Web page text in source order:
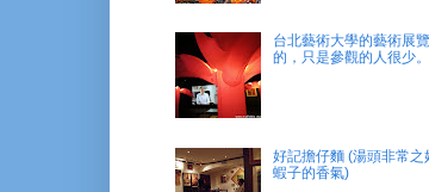
台北藝術大學的藝術展
的，只是參觀的人很少。
好記擔仔麵 (湯頭非常之
蝦子的香氣)